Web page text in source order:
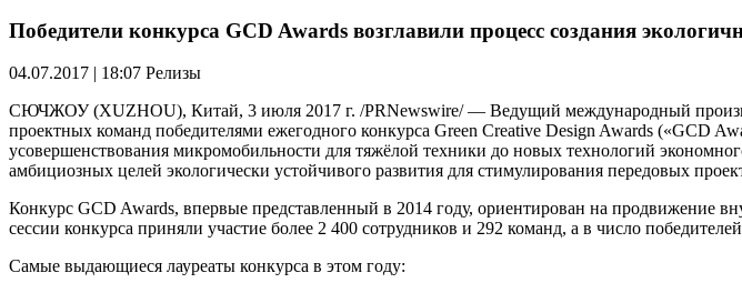
Победители конкурса GCD Awards возглавили процесс создания
04.07.2017 | 18:07 Релизы
СЮЧЖОУ (XUZHOU), Китай, 3 июля 2017 г. /PRNewswire/ — Ведущий международный
проектных команд победителями ежегодного конкурса Green Creative Design Awards («GCD
усовершенствования микромобильности для тяжёлой техники до новых технологий
амбициозных целей экологически устойчивого развития для стимулирования передовых
Конкурс GCD Awards, впервые представленный в 2014 году, ориентирован на продвижение
сессии конкурса приняли участие более 2 400 сотрудников и 292 команд, а в число
Самые выдающиеся лауреаты конкурса в этом году: